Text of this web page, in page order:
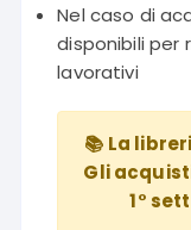
Nel caso di
disponibili per
lavorativi
📚 La
Gli
1°